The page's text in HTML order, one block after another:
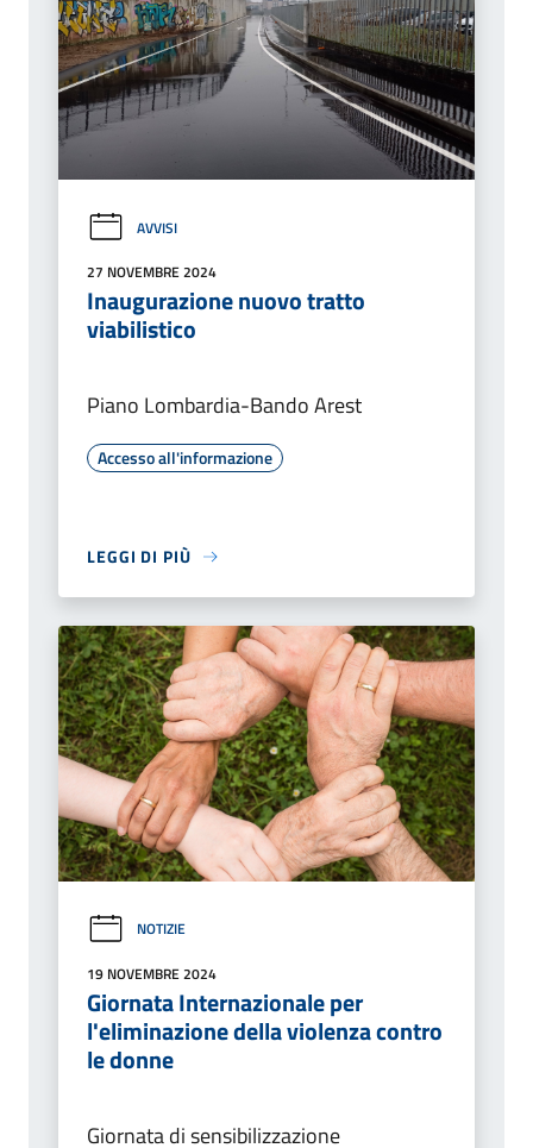
AVVISI
27 NOVEMBRE 2024
Inaugurazione nuovo tratto
viabilistico
Piano Lombardia-Bando Arest
Accesso all'informazione
LEGGI DI PIÙ
NOTIZIE
19 NOVEMBRE 2024
Giornata Internazionale per
l'eliminazione della violenza contro
le donne
Giornata di sensibilizzazione